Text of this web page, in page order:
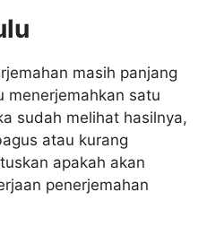
masih panjang
menerjemahkan satu
sudah melihat hasilnya,
atau kurang
apakah akan
penerjemahan